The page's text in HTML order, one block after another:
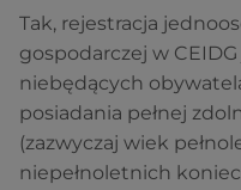
Tak, rejestracja
gospodarczej w
niebędących
posiadania pełnej
(zazwyczaj wiek
niepełnoletnich